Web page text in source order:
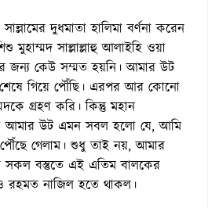
দুধমাতা হালিমা বর্ণনা করেন
মুহাম্মদ সাল্লাল্লাহু আলাইহি ওয়া
জন্য কেউ সম্মত হয়নি। আমার উট
গিয়ে পৌঁছি। এরপর আর কোনো
গ্রহণ করি। কিন্তু মহান
আমার উট এমন সবল হলো যে, আমি
গেলাম। শুধু তাই নয়, আমার
সকল বস্তুতে এই এতিম বালকের
রহমত নাজিল হতে থাকল।